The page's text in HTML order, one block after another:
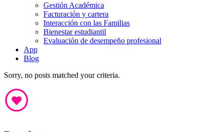
Gestión Académica
Facturación y cartera
Interacción con las Familias
Bienestar estudiantil
Evaluación de desempeño profesional
App
Blog
Sorry, no posts matched your criteria.